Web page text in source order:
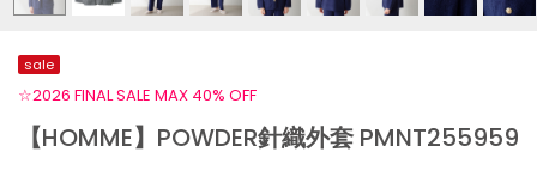
sale
☆2026 FINAL SALE MAX 40% OFF
【HOMME】POWDER針織外套 PMNT255959